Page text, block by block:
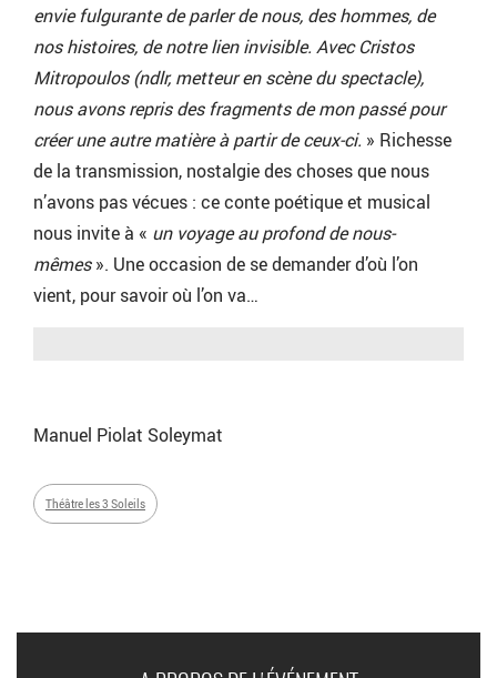
envie fulgurante de parler de nous, des hommes, de
nos histoires, de notre lien invisible. Avec Cristos
Mitropoulos (ndlr, metteur en scène du spectacle),
nous avons repris des fragments de mon passé pour
créer une autre matière à partir de ceux-ci. » Richesse
de la transmission, nostalgie des choses que nous
n’avons pas vécues : ce conte poétique et musical
nous invite à « un voyage au profond de nous-
mêmes». Une occasion de se demander d’où l’on
vient, pour savoir où l’on va…
Manuel Piolat Soleymat
Théâtre les 3 Soleils